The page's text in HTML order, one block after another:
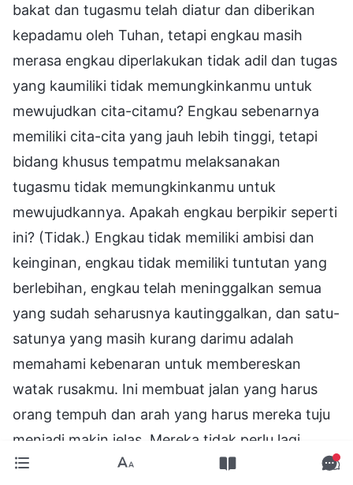
bakat dan tugasmu telah diatur dan diberikan
kepadamu oleh Tuhan, tetapi engkau masih
merasa engkau diperlakukan tidak adil dan tugas
yang kaumiliki tidak memungkinkanmu untuk
mewujudkan cita-citamu? Engkau sebenarnya
memiliki cita-cita yang jauh lebih tinggi, tetapi
bidang khusus tempatmu melaksanakan
tugasmu tidak memungkinkanmu untuk
mewujudkannya. Apakah engkau berpikir seperti
ini? (Tidak.) Engkau tidak memiliki ambisi dan
keinginan, engkau tidak memiliki tuntutan yang
berlebihan, engkau telah meninggalkan semua
yang sudah seharusnya kautinggalkan, dan satu-
satunya yang masih kurang darimu adalah
memahami kebenaran untuk membereskan
watak rusakmu. Ini membuat jalan yang harus
orang tempuh dan arah yang harus mereka tuju
menjadi makin jelas. Mereka tidak perlu lagi
mengajukan pertanyaan seperti, "Mengapa